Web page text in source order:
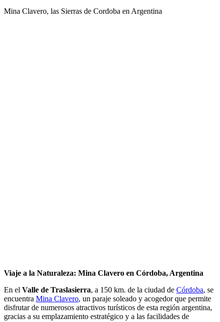
Mina Clavero, las Sierras de Cordoba en Argentina
Viaje a la Naturaleza: Mina Clavero en Córdoba, Argentina
En el Valle de Traslasierra, a 150 km. de la ciudad de Córdoba, se
encuentra Mina Clavero, un paraje soleado y acogedor que permite
disfrutar de numerosos atractivos turísticos de esta región argentina,
gracias a su emplazamiento estratégico y a las facilidades de